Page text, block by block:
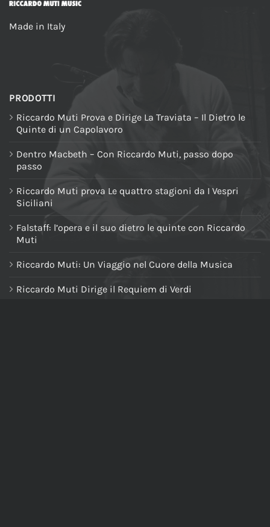
Made in Italy
PRODOTTI
Riccardo Muti Prova e Dirige La Traviata – Il Dietro le
Quinte di un Capolavoro
Dentro Macbeth – Con Riccardo Muti, passo dopo
passo
Riccardo Muti prova Le quattro stagioni da I Vespri
Siciliani
Falstaff: l’opera e il suo dietro le quinte con Riccardo
Muti
Riccardo Muti: Un Viaggio nel Cuore della Musica
Riccardo Muti Dirige il Requiem di Verdi